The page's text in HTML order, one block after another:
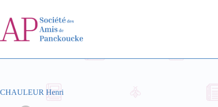
contenu
CHAULEUR Henri